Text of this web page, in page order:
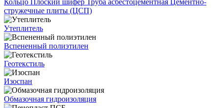
Кольцо Плоский шифер Труба асбестоцементная Цементно-
стружечные плиты (ЦСП)
Утеплитель
Вспененный полиэтилен
Геотекстиль
Изоспан
Обмазочная гидроизоляция